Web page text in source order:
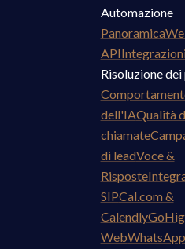
Automazione
Panoramica
API
Risoluzione
dell'IAQualità
chiamate
di leadVoce &
Risposte
SIPCal.com &
Calendly
WebWhatsApp